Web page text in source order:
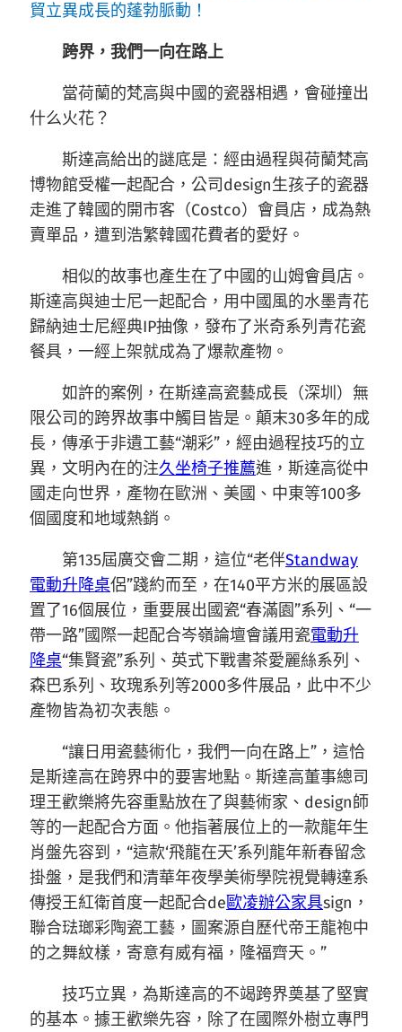
貿立異成長的蓬勃脈動！
跨界，我們一向在路上
當荷蘭的梵高與中國的瓷器相遇，會碰撞出
什么火花？
斯達高給出的謎底是：經由過程與荷蘭梵高
博物館受權一起配合，公司design生孩子的瓷器
走進了韓國的開市客（Costco）會員店，成為熱
賣單品，遭到浩繁韓國花費者的愛好。
相似的故事也產生在了中國的山姆會員店。
斯達高與迪士尼一起配合，用中國風的水墨青花
歸納迪士尼經典IP抽像，發布了米奇系列青花瓷
餐具，一經上架就成為了爆款產物。
如許的案例，在斯達高瓷藝成長（深圳）無
限公司的跨界故事中觸目皆是。顛末30多年的成
長，傳承于非遺工藝“潮彩”，經由過程技巧的立
異，文明內在的注久坐椅子推薦進，斯達高從中
國走向世界，產物在歐洲、美國、中東等100多
個國度和地域熱銷。
第135屆廣交會二期，這位“老伴Standway
電動升降桌侶”踐約而至，在140平方米的展區設
置了16個展位，重要展出國瓷“春滿園”系列、“一
帶一路”國際一起配合岑嶺論壇會議用瓷電動升
降桌“集賢瓷”系列、英式下戰書茶愛麗絲系列、
森巴系列、玫瑰系列等2000多件展品，此中不少
產物皆為初次表態。
“讓日用瓷藝術化，我們一向在路上”，這恰
是斯達高在跨界中的要害地點。斯達高董事總司
理王歡樂將先容重點放在了與藝術家、design師
等的一起配合方面。他指著展位上的一款龍年生
肖盤先容到，“這款‘飛龍在天’系列龍年新春留念
掛盤，是我們和清華年夜學美術學院視覺轉達系
傳授王紅衛首度一起配合de歐凌辦公家具sign，
聯合琺瑯彩陶瓷工藝，圖案源自歷代帝王龍袍中
的之舞紋樣，寄意有威有福，隆福齊天。”
技巧立異，為斯達高的不竭跨界奠基了堅實
的基本。據王歡樂先容，除了在國際外樹立專門